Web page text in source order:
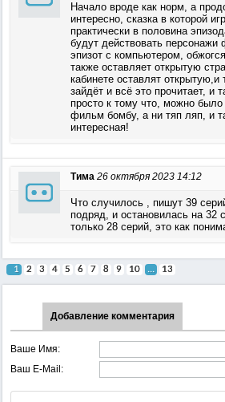
Начало вроде как норм, а
интересно, сказка в которой
практически в половина
будут действовать
эпизот с компьютером,
также оставляет открытую
кабинете оставлят открытую,и
зайдёт и всё это прочитает, и
просто к тому что, можно
фильм бомбу, а ни тяп ляп, и
интересная!
Тима 26 октября 2023 14:12
Что случилось , пишут 39
подряд, и остановилась на 32
только 28 серий, это как
1 2 3 4 5 6 7 8 9 10 ... 13
Добавление комментария
Ваше Имя:
Ваш E-Mail: